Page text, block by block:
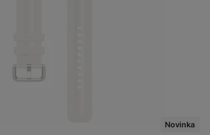
Novinka